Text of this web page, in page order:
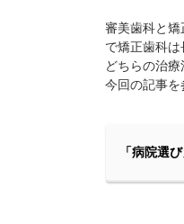
審美歯科と
で矯正歯科
どちらの治
今回の記事を
「病院選